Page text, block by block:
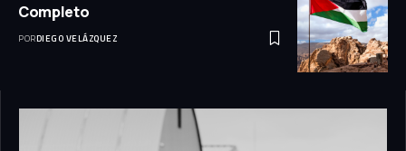
Completo
PORDIEGO VELÁZQUEZ